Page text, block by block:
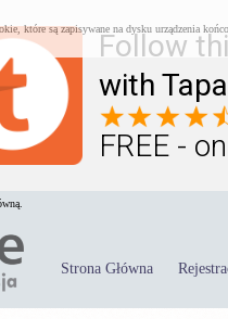
Follow
with
FREE -
które są zapisywane na dysku urządzenia
Strona Główna